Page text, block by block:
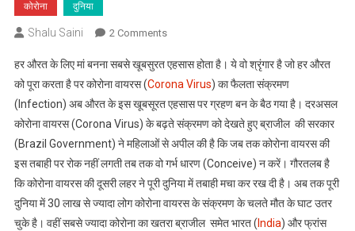
कोरोना दुनिया
Shalu Saini 2 CommentsOn
महामारी
के
चलते
इस
देश
ने
महिलाओं
Pregnant
हर औरत के लिए मां बनना सबसे खूबसुरत एहसास होता है। ये वो श्रृंगार है जो हर औरत
को पूरा करता है पर कोरोना वायरस (Corona Virus) का फैलता संक्रमण
(Infection) अब औरत के इस खूबसूरत एहसास पर ग्रहण बन के बैठ गया है। दरअसल
कोरोना वायरस (Corona Virus) के बढ़ते संक्रमण को देखते हुए ब्राजील की सरकार
(Brazil Government) ने महिलाओं से अपील की है कि जब तक कोरोना वायरस की
इस तबाही पर रोक नहीं लगती तब तक वो गर्भ धारण (Conceive) न करें। गौरतलब है
कि कोरोना वायरस की दूसरी लहर ने पूरी दुनिया में तबाही मचा कर रख दी है। अब तक पूरी
दुनिया में 30 लाख से ज्यादा लोग कोरोना वायरस के संक्रमण के चलते मौत के घाट उतर
चुके है। वहीं सबसे ज्यादा कोरोना का खतरा ब्राजील समेत भारत ( India) और फ्रांस